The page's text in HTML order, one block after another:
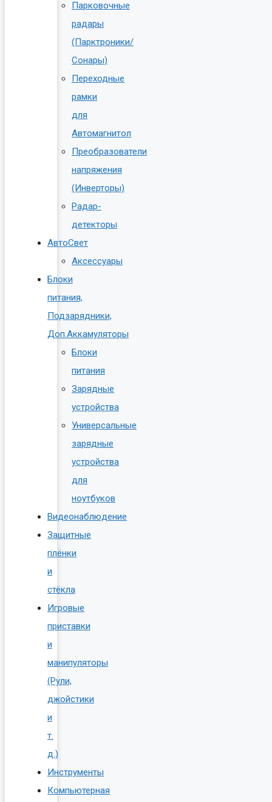
Парковочные
радары
(Парктроники/
Сонары)
Переходные
рамки
для
Автомагнитол
Преобразователи
напряжения
(Инверторы)
Радар-
детекторы
АвтоСвет
Аксессуары
Блоки
питания,
Подзарядники,
Доп.Аккамуляторы
Блоки
питания
Зарядные
устройства
Универсальные
зарядные
устройства
для
ноутбуков
Видеонаблюдение
Защитные
плёнки
и
стёкла
Игровые
приставки
и
манипуляторы
(Рули,
джойстики
и
т.
д.)
Инструменты
Компьютерная